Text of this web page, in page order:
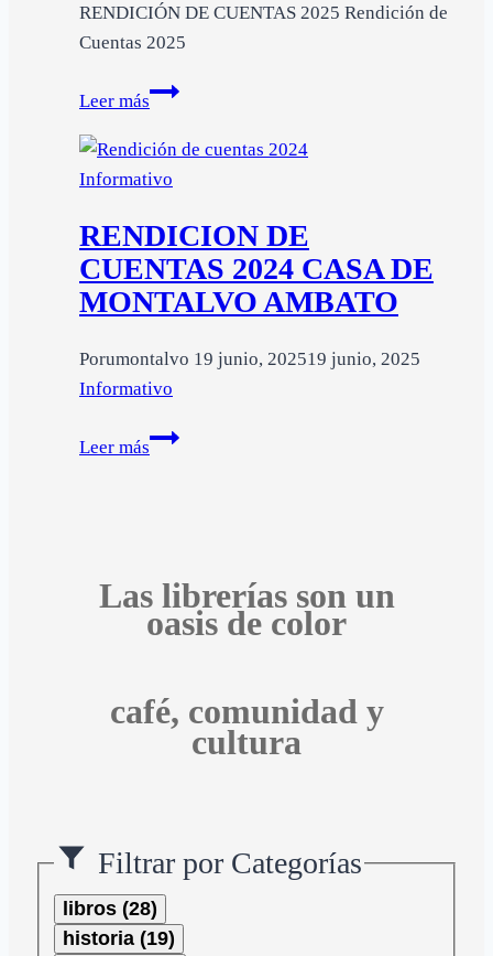
RENDICIÓN DE CUENTAS 2025 Rendición de
Cuentas 2025
Leer más
Informe
de
cuentas
Informativo
RENDICION DE
CUENTAS 2024 CASA DE
MONTALVO AMBATO
Porumontalvo 19 junio, 202519 junio, 2025
Informativo
Leer más
RENDICION
DE
MONTALVO
Las librerías son un
oasis de color
café, comunidad y
cultura
Filtrar por Categorías
libros (28)
historia (19)